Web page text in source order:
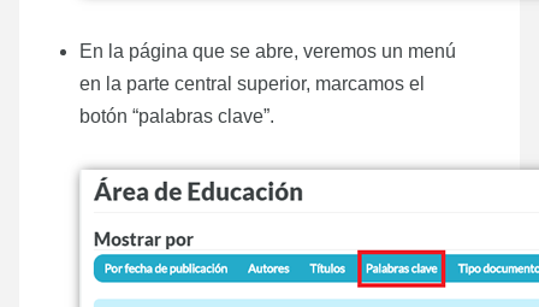
En la página que se abre, veremos un menú
en la parte central superior, marcamos el
botón “palabras clave”.